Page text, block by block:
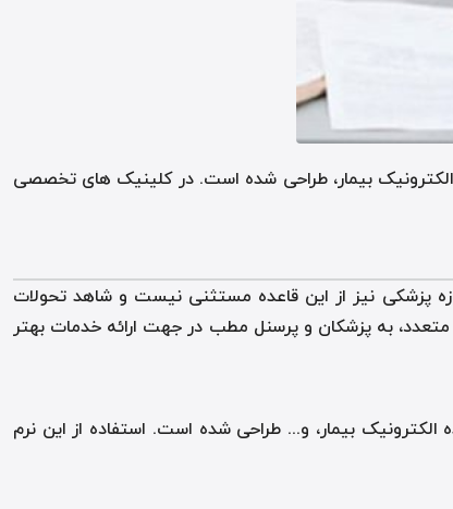
بیمار، طراحی شده است. در کلینیک های تخصصی
پزشکی نیز از این قاعده مستثنی نیست و شاهد تحولات
متعدد، به پزشکان و پرسنل مطب در جهت ارائه خدمات بهتر
بیمار، و... طراحی شده است. استفاده از این نرم